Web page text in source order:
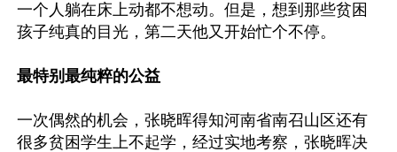
一个人躺在床上动都不想动。但是，想到那些贫困
孩子纯真的目光，第二天他又开始忙个不停。
最特别最纯粹的公益
一次偶然的机会，张晓晖得知河南省南召山区还有
很多贫困学生上不起学，经过实地考察，张晓晖决